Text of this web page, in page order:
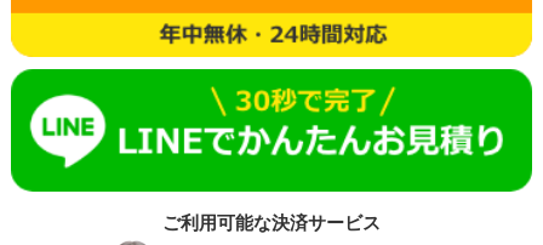
ご利用可能な決済サービス